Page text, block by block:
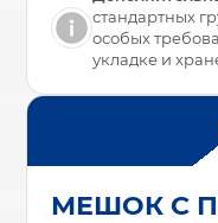
стандартных
особых
укладке и
МЕШОК С